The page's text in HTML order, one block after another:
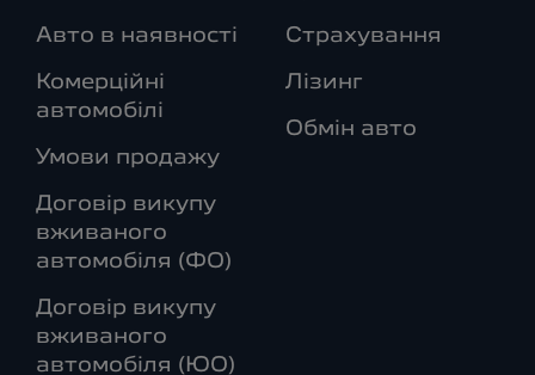
Авто в наявності
Комерційні
автомобілі
Умови продажу
Договір викупу
вживаного
автомобіля (ФО)
Договір викупу
вживаного
автомобіля (ЮО)
Страхування
Лізинг
Обмін авто